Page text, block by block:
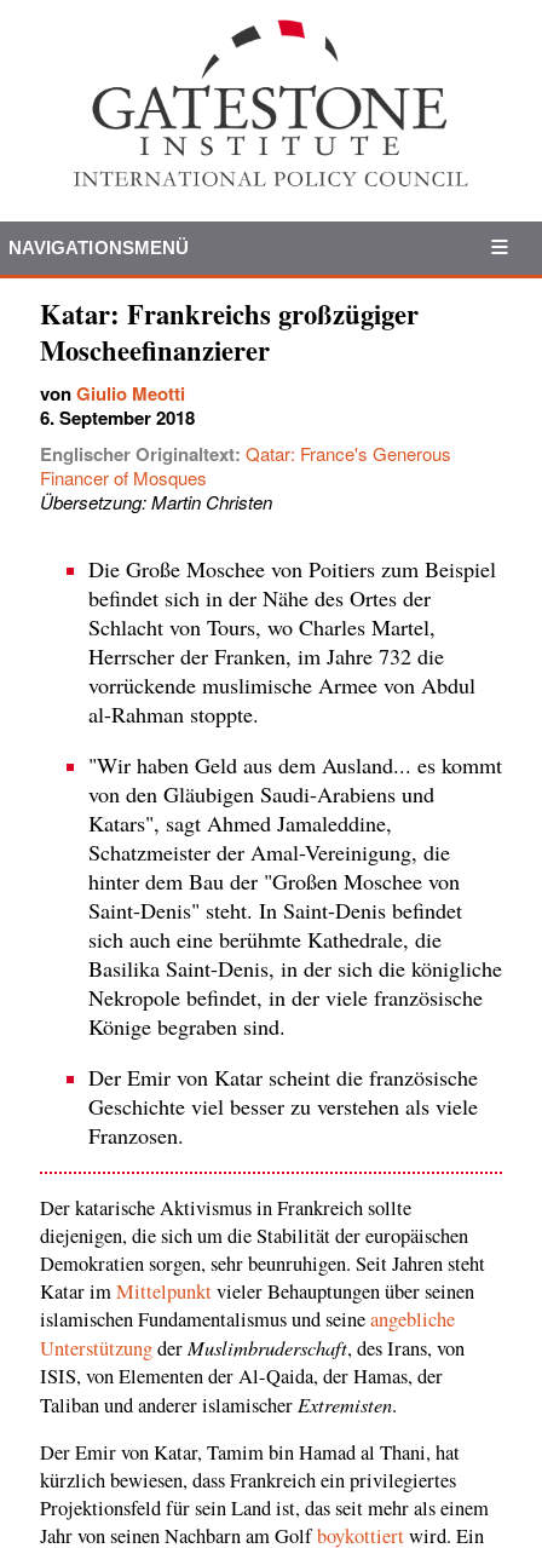
NAVIGATIONSMENÜ
Katar: Frankreichs großzügiger
Moscheefinanzierer
vonGiulio Meotti
6. September 2018
Englischer Originaltext: Qatar: France's Generous
Financer of Mosques
Übersetzung: Martin Christen
Die Große Moschee von Poitiers zum Beispiel
befindet sich in der Nähe des Ortes der
Schlacht von Tours, wo Charles Martel,
Herrscher der Franken, im Jahre 732 die
vorrückende muslimische Armee von Abdul
al-Rahman stoppte.
"Wir haben Geld aus dem Ausland... es kommt
von den Gläubigen Saudi-Arabiens und
Katars", sagt Ahmed Jamaleddine,
Schatzmeister der Amal-Vereinigung, die
hinter dem Bau der "Großen Moschee von
Saint-Denis" steht. In Saint-Denis befindet
sich auch eine berühmte Kathedrale, die
Basilika Saint-Denis, in der sich die königliche
Nekropole befindet, in der viele französische
Könige begraben sind.
Der Emir von Katar scheint die französische
Geschichte viel besser zu verstehen als viele
Franzosen.
Der katarische Aktivismus in Frankreich sollte
diejenigen, die sich um die Stabilität der europäischen
Demokratien sorgen, sehr beunruhigen. Seit Jahren steht
Katar imMittelpunktvieler Behauptungen über seinen
islamischen Fundamentalismus und seineangebliche
UnterstützungderMuslimbruderschaft, des Irans, von
ISIS, von Elementen der Al-Qaida, der Hamas, der
Taliban und anderer islamischer Extremisten.
Der Emir von Katar, Tamim bin Hamad al Thani, hat
kürzlich bewiesen, dass Frankreich ein privilegiertes
Projektionsfeld für sein Land ist, das seit mehr als einem
Jahr von seinen Nachbarn am Golfboykottiertwird. Ein